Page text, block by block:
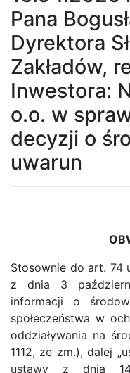
Pana
Dyrektora
Zakładów,
Inwestora:
o.o. w
decyzji o
uwarun
Stosownie do art. 74
z dnia 3
informacji o
społeczeństwa w
oddziaływania na
1112, ze zm.), dalej
ustawy z dnia